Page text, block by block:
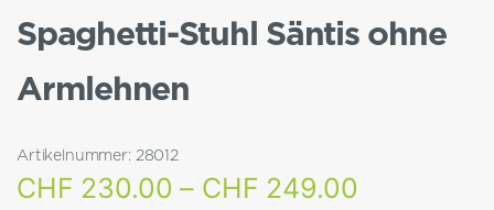
Spaghetti-Stuhl Säntis ohne
Armlehnen
Artikelnummer: 28012
CHF 230.00 – CHF 249.00